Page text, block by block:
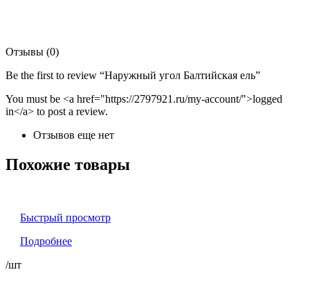
Отзывы (0)
Be the first to review “Наружный угол Балтийская ель”
You must be <a href="https://2797921.ru/my-account/">logged
in</a> to post a review.
Отзывов еще нет
Похожие товары
Быстрый просмотр
Подробнее
/шт